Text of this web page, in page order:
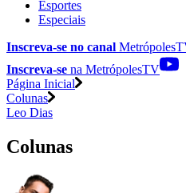
Esportes
Especiais
Inscreva-se no canal
Inscreva-se na MetrópolesTV
Página Inicial
Colunas
Leo Dias
Colunas